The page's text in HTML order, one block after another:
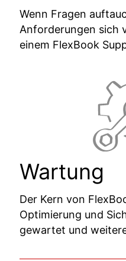
Wenn Fragen
Anforderungen sich
einem FlexBook
Wartung
Der Kern von
Optimierung und
gewartet und